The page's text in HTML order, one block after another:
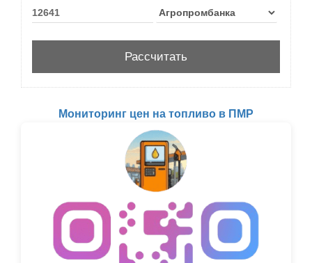
Мониторинг цен на топливо в ПМР